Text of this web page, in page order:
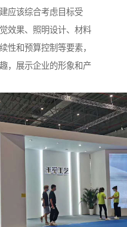
应该综合考虑目标受
效果、照明设计、材料
性和预算控制等要素，
，展示企业的形象和产